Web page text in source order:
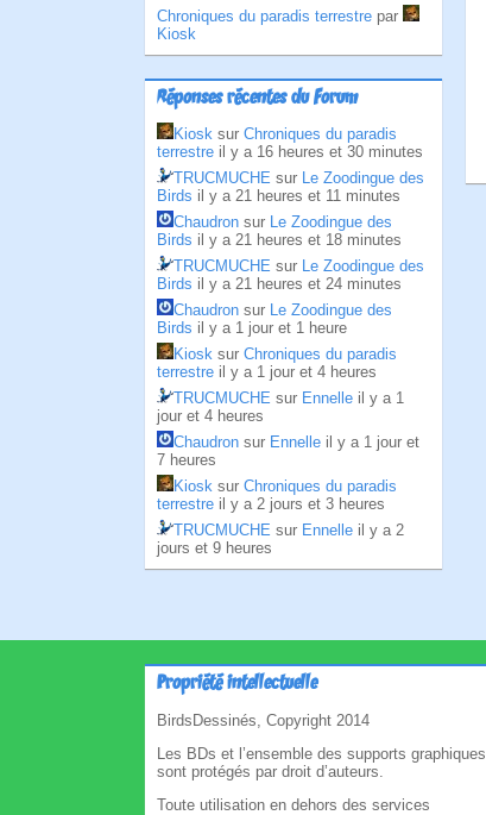
Chroniques du paradis terrestre par
Kiosk
Réponses récentes du Forum
Kiosk sur Chroniques du paradis
terrestre il y a 16 heures et 30 minutes
TRUCMUCHE sur Le Zoodingue des
Birds il y a 21 heures et 11 minutes
Chaudron sur Le Zoodingue des
Birds il y a 21 heures et 18 minutes
TRUCMUCHE sur Le Zoodingue des
Birds il y a 21 heures et 24 minutes
Chaudron sur Le Zoodingue des
Birds il y a 1 jour et 1 heure
Kiosk sur Chroniques du paradis
terrestre il y a 1 jour et 4 heures
TRUCMUCHE sur Ennelle il y a 1
jour et 4 heures
Chaudron sur Ennelle il y a 1 jour et
7 heures
Kiosk sur Chroniques du paradis
terrestre il y a 2 jours et 3 heures
TRUCMUCHE sur Ennelle il y a 2
jours et 9 heures
Propriété intellectuelle
BirdsDessinés, Copyright 2014
Les BDs et l’ensemble des supports graphiques
sont protégés par droit d’auteurs.
Toute utilisation en dehors des services